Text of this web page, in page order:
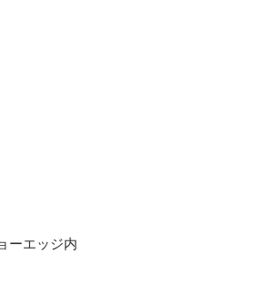
ーエッジ内